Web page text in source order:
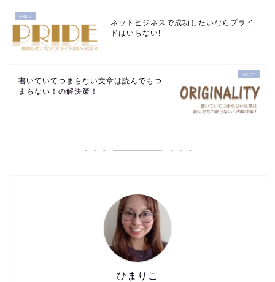
ネットビジネスで成功したいならプライ
ドはいらない!
書いていてつまらない文章は読んでもつ
まらない！の解決策！
ひまりこ